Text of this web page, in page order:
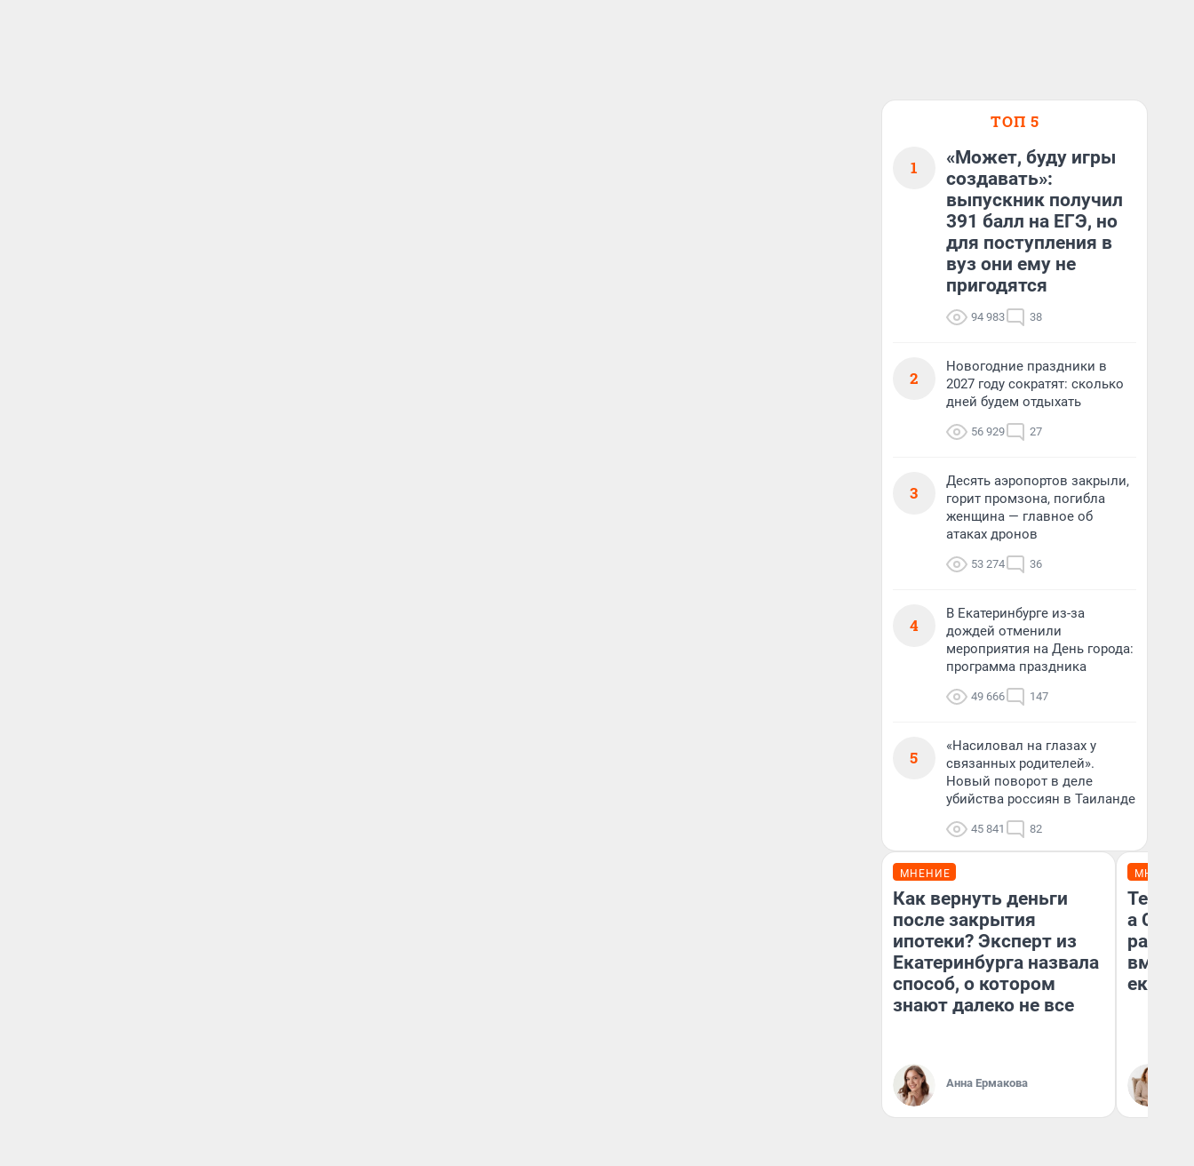
ТОП 5
1
«Может, буду игры
создавать»:
выпускник получил
391 балл на ЕГЭ, но
для поступления в
вуз они ему не
пригодятся
94 983 38
2
Новогодние праздники в
2027 году сократят: сколько
дней будем отдыхать
56 929 27
3
Десять аэропортов закрыли,
горит промзона, погибла
женщина — главное об
атаках дронов
53 274 36
4
В Екатеринбурге из-за
дождей отменили
мероприятия на День города:
программа праздника
49 666 147
5
«Насиловал на глазах у
связанных родителей».
Новый поворот в деле
убийства россиян в Таиланде
45 841 82
МНЕНИЕ
Как вернуть деньги
после закрытия
ипотеки? Эксперт из
Екатеринбурга назвала
способ, о котором
знают далеко не все
Анна Ермакова
МНЕНИЕ
а